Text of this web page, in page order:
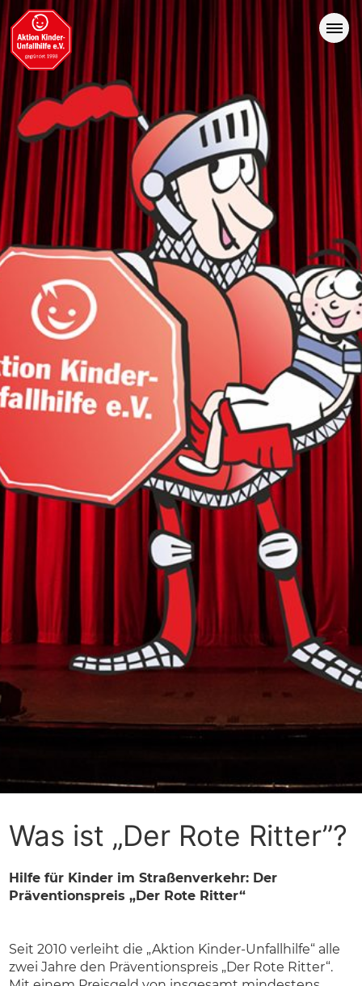
Was ist „Der Rote Ritter”?
Hilfe für Kinder im Straßenverkehr: Der
Präventionspreis „Der Rote Ritter“
Seit 2010 verleiht die „Aktion Kinder-Unfallhilfe“ alle
zwei Jahre den Präventionspreis „Der Rote Ritter“.